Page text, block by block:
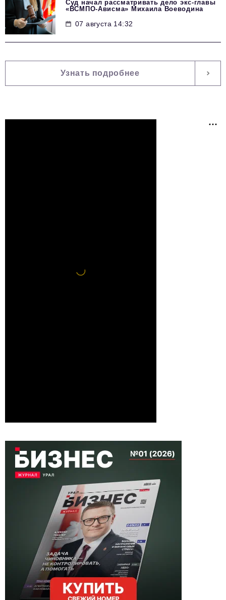
Суд начал рассматривать дело экс-главы
«ВСМПО-Ависма» Михаила Воеводина
07 августа 14:32
Узнать подробнее